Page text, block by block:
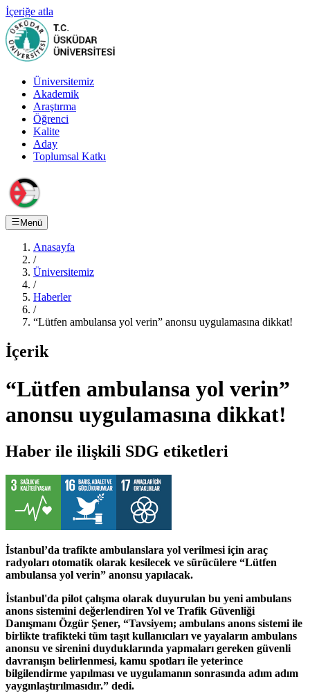
İçeriğe atla
Üniversitemiz
Akademik
Araştırma
Öğrenci
Kalite
Aday
Toplumsal Katkı
Menü
Anasayfa
/
Üniversitemiz
/
Haberler
/
“Lütfen ambulansa yol verin” anonsu uygulamasına dikkat!
İçerik
“Lütfen ambulansa yol verin”
anonsu uygulamasına dikkat!
Haber ile ilişkili SDG etiketleri
İstanbul’da trafikte ambulanslara yol verilmesi için araç
radyoları otomatik olarak kesilecek ve sürücülere “Lütfen
ambulansa yol verin” anonsu yapılacak.
İstanbul'da pilot çalışma olarak duyurulan bu yeni ambulans
anons sistemini değerlendiren Yol ve Trafik Güvenliği
Danışmanı Özgür Şener, “Tavsiyem; ambulans anons sistemi ile
birlikte trafikteki tüm taşıt kullanıcıları ve yayaların ambulans
anonsu ve sirenini duyduklarında yapmaları gereken güvenli
davranışın belirlenmesi, kamu spotları ile yeterince
bilgilendirme yapılması ve uygulamanın sonrasında adım adım
yaygınlaştırılmasıdır.” dedi.